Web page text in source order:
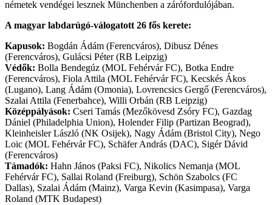
németek vendégei lesznek Münchenben a zárófordulójában.
A magyar labdarúgó-válogatott 26 fős kerete:
Kapusok: Bogdán Ádám (Ferencváros), Dibusz Dénes
(Ferencváros), Gulácsi Péter (RB Leipzig)
Védők: Bolla Bendegúz (MOL Fehérvár FC), Botka Endre
(Ferencváros), Fiola Attila (MOL Fehérvár FC), Kecskés Ákos
(Lugano), Lang Ádám (Omonia), Lovrencsics Gergő (Ferencváros),
Szalai Attila (Fenerbahce), Willi Orbán (RB Leipzig)
Középpályások: Cseri Tamás (Mezőkövesd Zsóry FC), Gazdag
Dániel (Philadelphia Union), Holender Filip (Partizan Beograd),
Kleinheisler László (NK Osijek), Nagy Ádám (Bristol City), Nego
Loic (MOL Fehérvár FC), Schäfer András (DAC), Sigér Dávid
(Ferencváros)
Támadók: Hahn János (Paksi FC), Nikolics Nemanja (MOL
Fehérvár FC), Sallai Roland (Freiburg), Schön Szabolcs (FC
Dallas), Szalai Ádám (Mainz), Varga Kevin (Kasimpasa), Varga
Roland (MTK Budapest)